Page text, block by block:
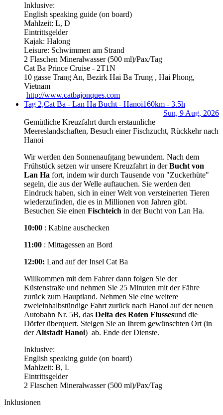
Inklusive:
English speaking guide (on board)
Mahlzeit: L, D
Eintrittsgelder
Kajak: Halong
Leisure: Schwimmen am Strand
2 Flaschen Mineralwasser (500 ml)/Pax/Tag
Cat Ba Prince Cruise - 2T1N
10 gasse Trang An, Bezirk Hai Ba Trung , Hai Phong,
Vietnam
http://www.catbajonques.com
Tag 2,Cat Ba - Lan Ha Bucht - Hanoi160km - 3.5h
Sun, 9 Aug, 2026
Gemütliche Kreuzfahrt durch erstaunliche
Meereslandschaften, Besuch einer Fischzucht, Rückkehr nach
Hanoi
Wir werden den Sonnenaufgang bewundern. Nach dem
Frühstück setzen wir unsere Kreuzfahrt in derBucht von
Lan Ha fort, indem wir durch Tausende von "Zuckerhüte"
segeln, die aus der Welle auftauchen. Sie werden den
Eindruck haben, sich in einer Welt von versteinerten Tieren
wiederzufinden, die es in Millionen von Jahren gibt.
Besuchen Sie einen Fischteich in der Bucht von Lan Ha.
10:00 : Kabine auschecken
11:00 : Mittagessen an Bord
12:00: Land auf der Insel Cat Ba
Willkommen mit dem Fahrer dann folgen Sie der
Küstenstraße und nehmen Sie 25 Minuten mit der Fähre
zurück zum Hauptland. Nehmen Sie eine weitere
zweieinhalbstündige Fahrt zurück nach Hanoi auf der neuen
Autobahn Nr. 5B, das Delta des Roten Flussesund die
Dörfer überquert. Steigen Sie an Ihrem gewünschten Ort (in
der Altstadt Hanoi) ab. Ende der Dienste.
Inklusive:
English speaking guide (on board)
Mahlzeit: B, L
Eintrittsgelder
2 Flaschen Mineralwasser (500 ml)/Pax/Tag
Inklusionen